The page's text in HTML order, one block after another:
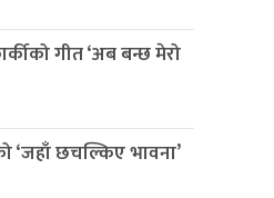
गीत ‘अब बन्छ मेरो
‘जहाँ छचल्किए भावना’